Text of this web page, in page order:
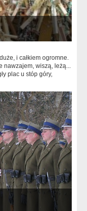
i całkiem ogromne.
nawzajem, wiszą, leżą...
plac u stóp góry,